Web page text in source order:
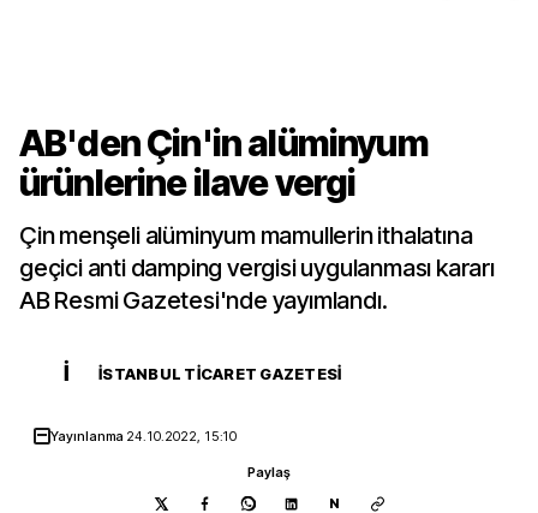
AB'den Çin'in alüminyum
ürünlerine ilave vergi
Çin menşeli alüminyum mamullerin ithalatına
geçici anti damping vergisi uygulanması kararı
AB Resmi Gazetesi'nde yayımlandı.
İ İSTANBUL TICARET GAZETESI
Yayınlanma 24.10.2022, 15:10
Paylaş
N